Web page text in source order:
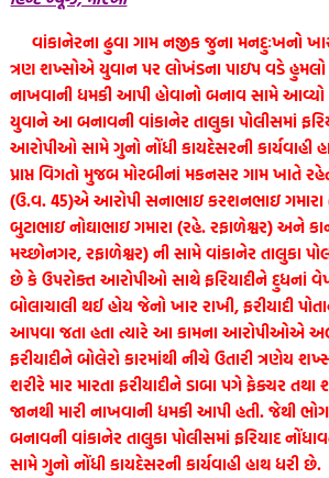
વાંકાનેરના ઢુવા ગામ નજીક જુના મનદુઃખનો
ત્રણ શખ્સોએ યુવાન પર લોખંડના પાઇપ વડે હુમલો
નાખવાની ધમકી આપી હોવાનો બનાવ સામે
યુવાને આ બનાવની વાંકાનેર તાલુકા પોલીસમાં
આરોપીઓ સામે ગુનો નોંધી કાયદેસરની કાર્યવાહી
પ્રાપ્ત વિગતો મુજબ મોરબીનાં મકનસર ગામ ખાતે
(ઉ.વ. 45)એ આરોપી સનાભાઇ કરશનભાઇ ગમારા
બુટાભાઇ નોઘાભાઇ ગમારા (રહે. રફાળેશ્વર) અને
મચ્છોનગર, રફાળેશ્વર) ની સામે વાંકાનેર તાલુકા
છે કે ઉપરોક્ત આરોપીઓ સાથે ફરિયાદીને દુધનાં
બોલાચાલી થઈ હોય જેનો ખાર રાખી, ફરીયાદી
આપવા જતા હતા ત્યારે આ કામના આરોપીઓએ
ફરીયાદીને બોલેરો કારમાંથી નીચે ઉતારી ત્રણેય
શરીરે માર મારતા ફરીયાદીને ડાબા પગે ફેક્ચર
જાનથી મારી નાખવાની ધમકી આપી હતી. જેથી
બનાવની વાંકાનેર તાલુકા પોલીસમાં ફરિયાદ
સામે ગુનો નોંધી કાયદેસરની કાર્યવાહી હાથ ધરી છે.